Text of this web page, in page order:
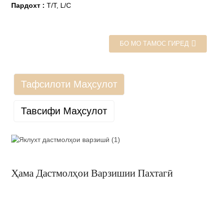
Пардохт : T/T, L/C
БО МО ТАМОС ГИРЕД
Тафсилоти Маҳсулот
Тавсифи Маҳсулот
Ҳама Дастмолҳои Варзишии Пахтагӣ